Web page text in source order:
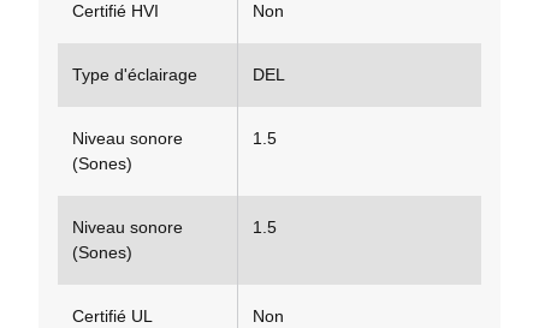
Certifié HVI Non
Type d'éclairage DEL
Niveau sonore
(Sones)
1.5
Niveau sonore
(Sones)
1.5
Certifié UL Non